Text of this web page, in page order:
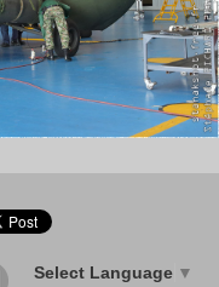
Select Language ▼